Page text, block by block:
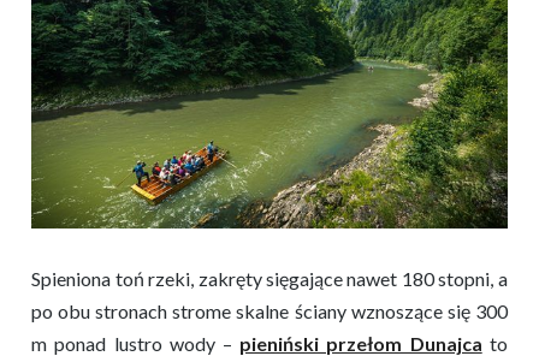
Spieniona toń rzeki, zakręty sięgające nawet 180 stopni, a
po obu stronach strome skalne ściany wznoszące się 300
m ponad lustro wody – pieniński przełom Dunajca to